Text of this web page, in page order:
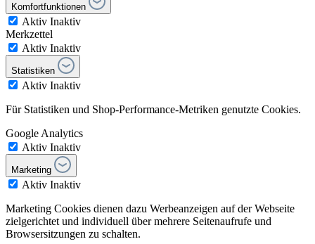
Komfortfunktionen
Aktiv Inaktiv
Merkzettel
Aktiv Inaktiv
Statistiken
Aktiv Inaktiv
Für Statistiken und Shop-Performance-Metriken genutzte Cookies.
Google Analytics
Aktiv Inaktiv
Marketing
Aktiv Inaktiv
Marketing Cookies dienen dazu Werbeanzeigen auf der Webseite
zielgerichtet und individuell über mehrere Seitenaufrufe und
Browsersitzungen zu schalten.